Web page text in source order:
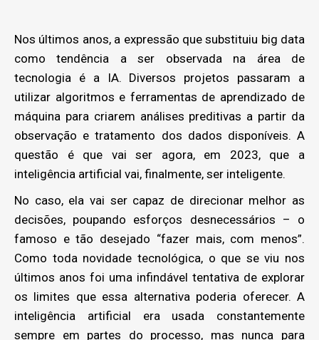
Nos últimos anos, a expressão que substituiu big data
como tendência a ser observada na área de
tecnologia é a IA. Diversos projetos passaram a
utilizar algoritmos e ferramentas de aprendizado de
máquina para criarem análises preditivas a partir da
observação e tratamento dos dados disponíveis. A
questão é que vai ser agora, em 2023, que a
inteligência artificial vai, finalmente, ser inteligente.
No caso, ela vai ser capaz de direcionar melhor as
decisões, poupando esforços desnecessários – o
famoso e tão desejado “fazer mais, com menos”.
Como toda novidade tecnológica, o que se viu nos
últimos anos foi uma infindável tentativa de explorar
os limites que essa alternativa poderia oferecer. A
inteligência artificial era usada constantemente
sempre em partes do processo, mas nunca para